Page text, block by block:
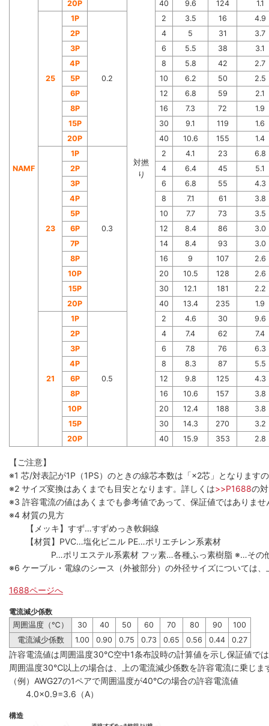
NAMF
対撚
り
20P
40 9.6 124 1.1
25
1P
0.2
2 3.5 16
4.9
2P
4 5 31
3.7
3P
6 5.5 38
3.1
4P
8 5.8 42
2.7
5P
10 6.2 50
2.5
6P
12 6.8 59
2.1
8P
16 7.3 72
1.9
15P
30 9.1 119
1.6
20P
40 10.6 155 1.4
23
1P
0.3
2 4.1 23
6.8
2P
4 6.4 45
5.1
3P
6 6.8 55
4.3
4P
8 7.1 61
3.8
5P
10 7.7 73
3.5
6P
12 8.4 86
3.0
7P
14 8.4 93
3.0
8P
16 9 107
2.6
10P
20 10.5 128
2.6
15P
30 12.1 181
2.2
20P
40 13.4 235 1.9
21
1P
0.5
2 4.6 30
9.6
2P
4 7.4 62
7.4
3P
6 7.8 76
6.3
4P
8 8.3 87
5.5
6P
12 9.8 125
4.3
8P
16 10.6 157
3.8
10P
20 12.4 188
3.8
15P
30 14.3 270
3.2
20P
40 15.9 353 2.8
【ご注意】
※1 芯/対表記が1P（1PS）のときの線芯本数は「×2芯」となります
※2 サイズ変換はあくまでも目安となります。詳しくは>>P1688の
※3 許容電流の値はあくまでも参考値であって、保証値ではありませ
※4 材質の見方
【メッキ】すず…すずめっき軟銅線
【材質】PVC…塩化ビニル PE…ポリエチレン系素材
P…ポリエステル系素材 フッ素…各種ふっ素樹脂 ※…その
※6 ケーブル・電線のシース（外被部分）の外径サイズについては
1688ページへ
電流減少係数
周囲温度（℃）
30 40 50 60 70 80 90
100
電流減少係数
1.00 0.90 0.75 0.73 0.65 0.56 0.44 0.27
許容電流値は周囲温度30℃空中1条布設時の計算値を示し保証値で
周囲温度30℃以上の場合は、上の電流減少係数を許容電流に乗じま
（例）AWG27の1ペアで周囲温度が40℃の場合の許容電流値
4.0×0.9=3.6（A）
構造